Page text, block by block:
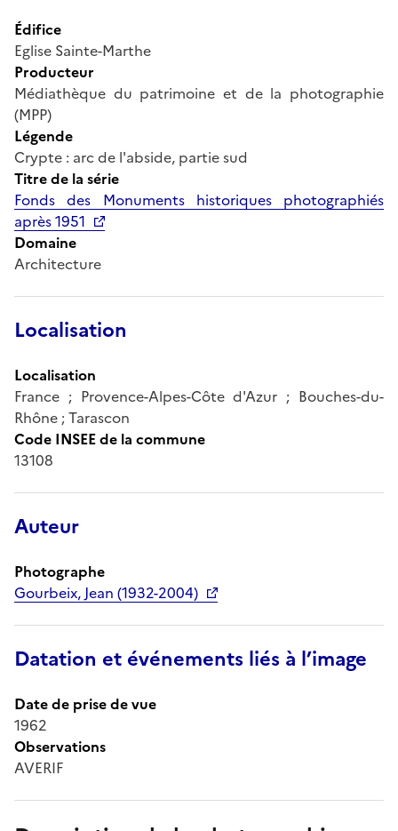
Édifice
Eglise Sainte-Marthe
Producteur
Médiathèque du patrimoine et de la photographie
(MPP)
Légende
Crypte : arc de l'abside, partie sud
Titre de la série
Fonds des Monuments historiques photographiés
après 1951
Domaine
Architecture
Localisation
Localisation
France ; Provence-Alpes-Côte d'Azur ; Bouches-du-
Rhône ; Tarascon
Code INSEE de la commune
13108
Auteur
Photographe
Gourbeix, Jean (1932-2004)
Datation et événements liés à l’image
Date de prise de vue
1962
Observations
AVERIF